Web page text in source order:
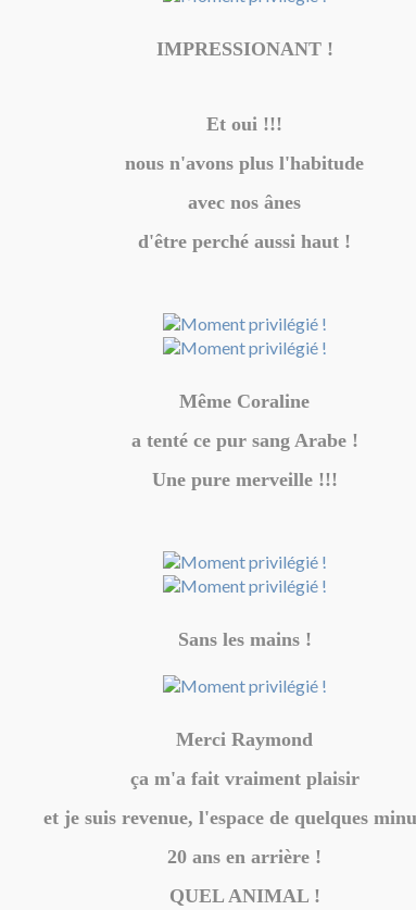
IMPRESSIONANT !
Et oui !!!
nous n'avons plus l'habitude
avec nos ânes
d'être perché aussi haut !
Même Coraline
a tenté ce pur sang Arabe !
Une pure merveille !!!
Sans les mains !
Merci Raymond
ça m'a fait vraiment plaisir
et je suis revenue, l'espace de quelques
20 ans en arrière !
QUEL ANIMAL !